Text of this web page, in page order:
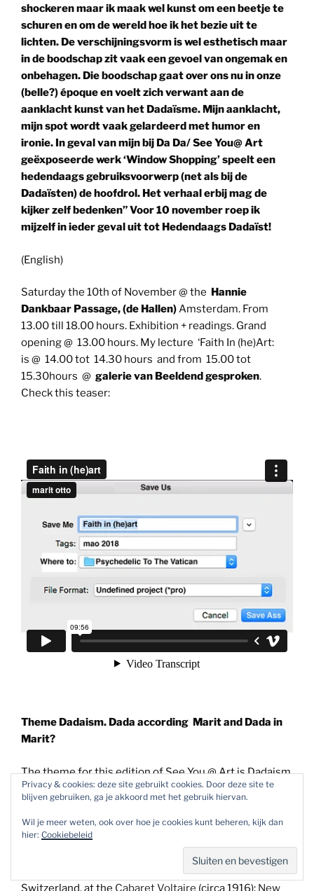
shockeren maar ik maak wel kunst om een beetje te
schuren en om de wereld hoe ik het bezie uit te
lichten. De verschijningsvorm is wel esthetisch maar
in de boodschap zit vaak een gevoel van ongemak en
onbehagen. Die boodschap gaat over ons nu in onze
(belle?) époque en voelt zich verwant aan de
aanklacht kunst van het Dadaïsme. Mijn aanklacht,
mijn spot wordt vaak gelardeerd met humor en
ironie. In geval van mijn bij Da Da/ See You@ Art
geëxposeerde werk ‘Window Shopping’ speelt een
hedendaags gebruiksvoorwerp (net als bij de
Dadaïsten) de hoofdrol. Het verhaal erbij mag de
kijker zelf bedenken” Voor 10 november roep ik
mijzelf in ieder geval uit tot Hedendaags Dadaïst!
(English)
Saturday the 10th of November @ the Hannie
Dankbaar Passage, (de Hallen)Amsterdam. From
13.00 till 18.00 hours. Exhibition + readings. Grand
opening @ 13.00 hours. My lecture ‘Faith In (he)Art:
is @ 14.00 tot 14.30 hours and from 15.00 tot
15.30hours @ galerie van Beeldend gesproken.
Check this teaser:
Theme Dadaism. Dada according Marit and Dada in
Marit?
The theme for this edition of See You @ Art is Dadaism.
How I and my work relate to Dadaism you can read
below:
Quote Wikipedia
avant-garde
in the
early 20th century, with early centers in Zürich,
Switzerland, at the Cabaret Voltaire (circa 1916); New
Privacy & cookies: deze site gebruikt cookies. Door deze site te
blijven gebruiken, ga je akkoord met het gebruik hiervan.
Wil je meer weten, ook over hoe je cookies kunt beheren, kijk dan
hier: Cookiebeleid